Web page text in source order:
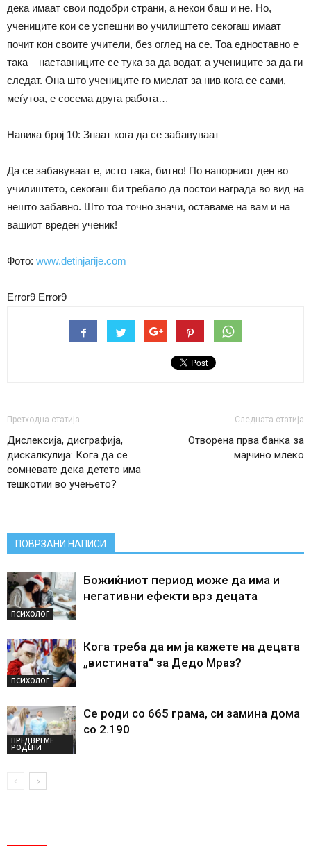
дека имаат свои подобри страни, а некои баш и не. Но,
учениците кои се успешни во училиштето секогаш имаат
почит кон своите учители, без оглед на се. Тоа едноставно е
така – наставниците се тука за да водат, а учениците за да ги
следат. Она што учениците го мислат за нив кога се сами,
меѓутоа, е сосема друга работа…
Навика број 10: Знаат кога да се забавуваат
Да се забавуваат е, исто така, битно! По напорниот ден во
училиштето, секогаш би требало да постои награда во вид на
нешто забавно. Што тоа точно значи, оставаме на вам и на
вашиот вреден ученик!
Фото: www.detinjarije.com
Error9 Error9
Претходна статија
Дислексија, дисграфија,
дискалкулија: Кога да се
сомневате дека детето има
тешкотии во учењето?
Следната статија
Отворена прва банка за
мајчино млеко
ПОВРЗАНИ НАПИСИ
ПСИХОЛОГ
Божиќниот период може да има и
негативни ефекти врз децата
ПСИХОЛОГ
Кога треба да им ја кажете на децата
„вистината“ за Дедо Мраз?
ПРЕДВРЕМЕ
РОДЕНИ
Се роди со 665 грама, си замина дома
со 2.190